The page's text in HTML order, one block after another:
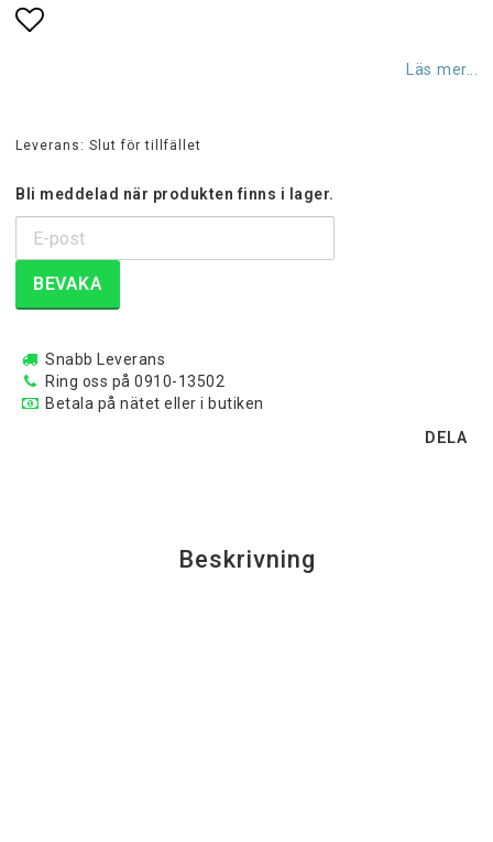
Läs mer...
Leverans: Slut för tillfället
Bli meddelad när produkten finns i lager.
BEVAKA
Snabb Leverans
Ring oss på 0910-13502
Betala på nätet eller i butiken
DELA
Beskrivning